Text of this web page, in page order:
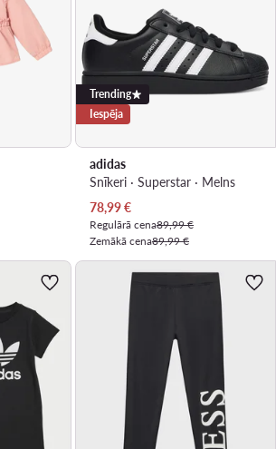
Trending
Iespēja
adidas
Snīkeri · Superstar · Melns
Pašreizējā cena
78,99€
Regulārā cena89,99 €
Zemākā cena89,99 €